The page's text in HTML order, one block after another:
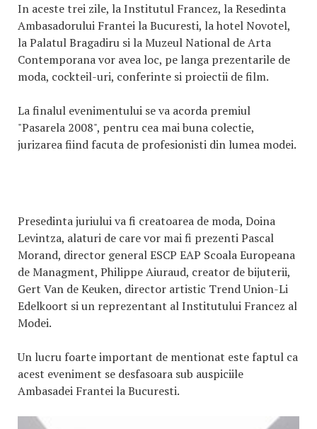
In aceste trei zile, la Institutul Francez, la Resedinta
Ambasadorului Frantei la Bucuresti, la hotel Novotel,
la Palatul Bragadiru si la Muzeul National de Arta
Contemporana vor avea loc, pe langa prezentarile de
moda, cockteil-uri, conferinte si proiectii de film.
La finalul evenimentului se va acorda premiul
"Pasarela 2008", pentru cea mai buna colectie,
jurizarea fiind facuta de profesionisti din lumea modei.
Presedinta juriului va fi creatoarea de moda, Doina
Levintza, alaturi de care vor mai fi prezenti Pascal
Morand, director general ESCP EAP Scoala Europeana
de Managment, Philippe Aiuraud, creator de bijuterii,
Gert Van de Keuken, director artistic Trend Union-Li
Edelkoort si un reprezentant al Institutului Francez al
Modei.
Un lucru foarte important de mentionat este faptul ca
acest eveniment se desfasoara sub auspiciile
Ambasadei Frantei la Bucuresti.